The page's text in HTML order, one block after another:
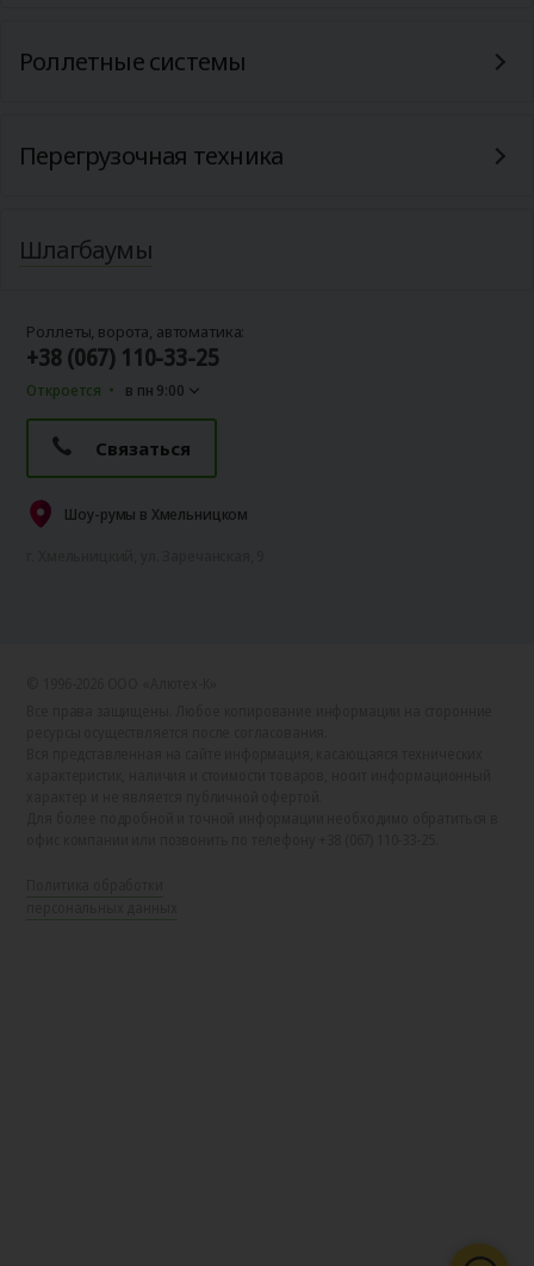
Роллетные системы
Перегрузочная техника
Шлагбаумы
Роллеты, ворота, автоматика:
+38 (067) 110-33-25
Откроется в пн 9:00
Связаться
Шоу-румы в Хмельницком